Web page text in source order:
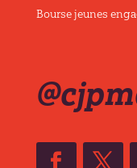
Bourse jeunes